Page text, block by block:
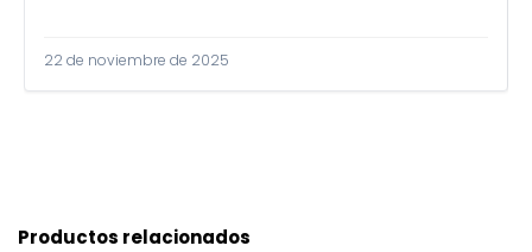
22 de noviembre de 2025
Productos relacionados